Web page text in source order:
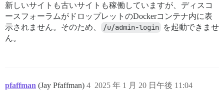
新しいサイトも古いサイトも稼働していますが、ディスコ
ースフォーラムがドロップレットのDockerコンテナ内に表
示されません。そのため、
/u/admin-login を起動できませ
ん。
pfaffman (Jay Pfaffman) 2025 年 1 月 20 日午後 11:04
4